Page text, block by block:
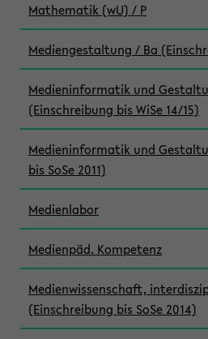
Mathematik (wU) / P
Mediengestaltung / Ba
Medieninformatik und
(Einschreibung bis WiSe 14/15)
Medieninformatik und
bis SoSe 2011)
Medienlabor
Medienpäd. Kompetenz
Medienwissenschaft,
(Einschreibung bis SoSe 2014)